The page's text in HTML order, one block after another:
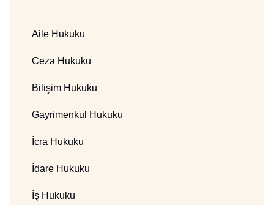
Aile Hukuku
Ceza Hukuku
Bilişim Hukuku
Gayrimenkul Hukuku
İcra Hukuku
İdare Hukuku
İş Hukuku